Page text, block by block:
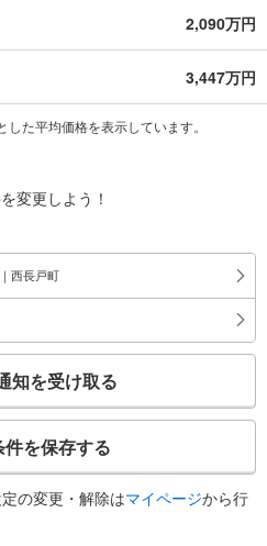
2,090万円
3,447万円
た平均価格を表示しています。
変更しよう！
西長戸町
知を受け取る
を保存する
の変更・解除はマイページから行